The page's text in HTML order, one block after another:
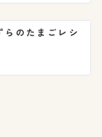
のたまごレシ